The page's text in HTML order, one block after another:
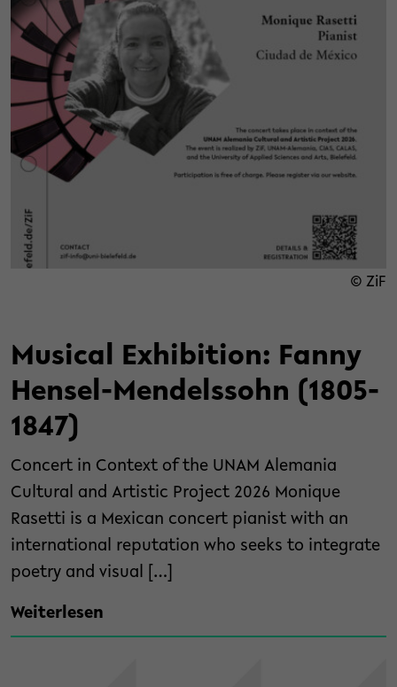
© ZiF
Musical Exhibition: Fanny
Hensel-Mendelssohn (1805-
1847)
Concert in Context of the UNAM Alemania
Cultural and Artistic Project 2026 Monique
Rasetti is a Mexican concert pianist with an
international reputation who seeks to integrate
poetry and visual […]
Weiterlesen